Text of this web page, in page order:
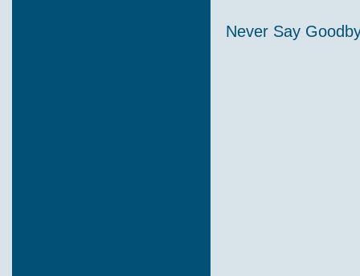
Never Say